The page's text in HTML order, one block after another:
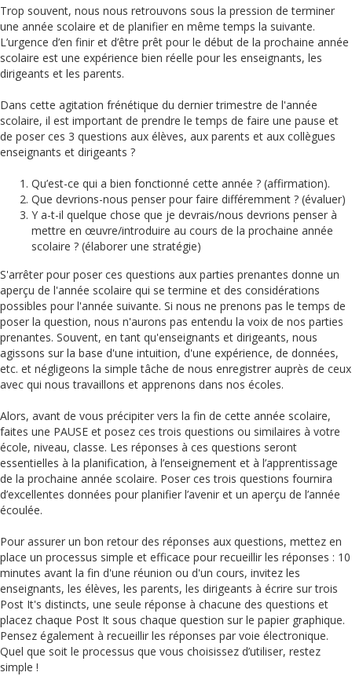
Trop souvent, nous nous retrouvons sous la pression de terminer
une année scolaire et de planifier en même temps la suivante.
L’urgence d’en finir et d’être prêt pour le début de la prochaine année
scolaire est une expérience bien réelle pour les enseignants, les
dirigeants et les parents.
Dans cette agitation frénétique du dernier trimestre de l'année
scolaire, il est important de prendre le temps de faire une pause et
de poser ces 3 questions aux élèves, aux parents et aux collègues
enseignants et dirigeants ?
Qu’est-ce qui a bien fonctionné cette année ? (affirmation).
Que devrions-nous penser pour faire différemment ? (évaluer)
Y a-t-il quelque chose que je devrais/nous devrions penser à
mettre en œuvre/introduire au cours de la prochaine année
scolaire ? (élaborer une stratégie)
S'arrêter pour poser ces questions aux parties prenantes donne un
aperçu de l'année scolaire qui se termine et des considérations
possibles pour l'année suivante. Si nous ne prenons pas le temps de
poser la question, nous n'aurons pas entendu la voix de nos parties
prenantes. Souvent, en tant qu'enseignants et dirigeants, nous
agissons sur la base d'une intuition, d'une expérience, de données,
etc. et négligeons la simple tâche de nous enregistrer auprès de ceux
avec qui nous travaillons et apprenons dans nos écoles.
Alors, avant de vous précipiter vers la fin de cette année scolaire,
faites une PAUSE et posez ces trois questions ou similaires à votre
école, niveau, classe. Les réponses à ces questions seront
essentielles à la planification, à l’enseignement et à l’apprentissage
de la prochaine année scolaire. Poser ces trois questions fournira
d’excellentes données pour planifier l’avenir et un aperçu de l’année
écoulée.
Pour assurer un bon retour des réponses aux questions, mettez en
place un processus simple et efficace pour recueillir les réponses : 10
minutes avant la fin d'une réunion ou d'un cours, invitez les
enseignants, les élèves, les parents, les dirigeants à écrire sur trois
Post It's distincts, une seule réponse à chacune des questions et
placez chaque Post It sous chaque question sur le papier graphique.
Pensez également à recueillir les réponses par voie électronique.
Quel que soit le processus que vous choisissez d’utiliser, restez
simple !